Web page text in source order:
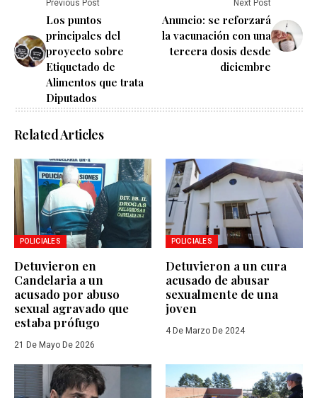
Previous Post
Los puntos
principales del
proyecto sobre
Etiquetado de
Alimentos que trata
Diputados
Next Post
Anuncio: se reforzará
la vacunación con una
tercera dosis desde
diciembre
Related Articles
POLICIALES
Detuvieron en
Candelaria a un
acusado por abuso
sexual agravado que
estaba prófugo
21 De Mayo De 2026
POLICIALES
Detuvieron a un cura
acusado de abusar
sexualmente de una
joven
4 De Marzo De 2024